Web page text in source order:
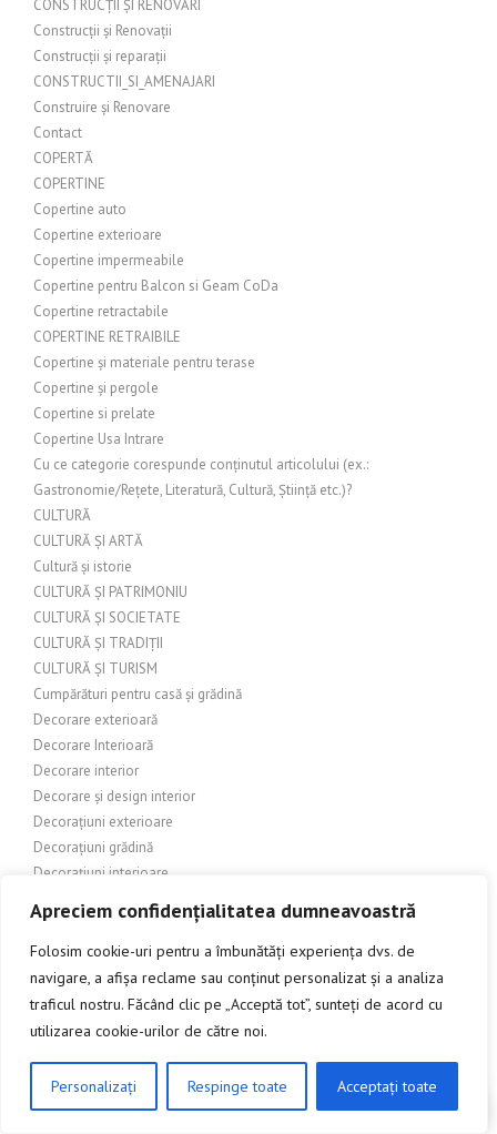
Apreciem confidențialitatea dumneavoastră
Folosim cookie-uri pentru a îmbunătăți experiența dvs. de
navigare, a afișa reclame sau conținut personalizat și a analiza
traficul nostru. Făcând clic pe „Acceptă tot”, sunteți de acord cu
utilizarea cookie-urilor de către noi.
Personalizați Respinge toate Acceptați toate
CONSTRUCȚII ȘI RENOVĂRI
Construcții și Renovații
Construcții și reparații
CONSTRUCTII_SI_AMENAJARI
Construire și Renovare
Contact
COPERTĂ
COPERTINE
Copertine auto
Copertine exterioare
Copertine impermeabile
Copertine pentru Balcon si Geam CoDa
Copertine retractabile
COPERTINE RETRAIBILE
Copertine și materiale pentru terase
Copertine și pergole
Copertine si prelate
Copertine Usa Intrare
Cu ce categorie corespunde conținutul articolului (ex.:
Gastronomie/Rețete, Literatură, Cultură, Știință etc.)?
CULTURĂ
CULTURĂ ȘI ARTĂ
Cultură și istorie
CULTURĂ ȘI PATRIMONIU
CULTURĂ ȘI SOCIETATE
CULTURĂ ȘI TRADIȚII
CULTURĂ ȘI TURISM
Cumpărături pentru casă și grădină
Decorare exterioară
Decorare Interioară
Decorare interior
Decorare și design interior
Decorațiuni exterioare
Decorațiuni grădină
Decorațiuni interioare
DECORATIUNI PENTRU EXTERIOR
Depozitare
Depozite
DEPOZITE ȘI MAGAZINE ONLINE
Design
Design Exterior
CLICK AICI PENTRU A DISCUTA